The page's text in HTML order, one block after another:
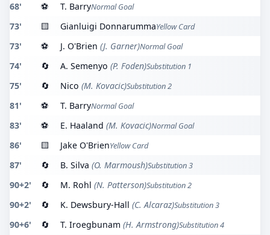
68' ⚽ T. BarryNormal Goal
73' 🟨 Gianluigi DonnarummaYellow Card
73' ⚽ J. O'Brien (J. Garner)Normal Goal
74' 🔄 A. Semenyo (P. Foden)Substitution 1
75' 🔄 Nico (M. Kovacic)Substitution 2
81' ⚽ T. BarryNormal Goal
83' ⚽ E. Haaland (M. Kovacic)Normal Goal
86' 🟨 Jake O'BrienYellow Card
87' 🔄 B. Silva (O. Marmoush)Substitution 3
90+2' 🔄 M. Rohl (N. Patterson)Substitution 2
90+2' 🔄 K. Dewsbury-Hall (C. Alcaraz)Substitution 3
90+6' 🔄 T. Iroegbunam (H. Armstrong)Substitution 4